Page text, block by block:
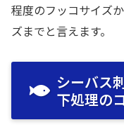
程度のフッコサイズ
ズまでと言えます。
シーバス
下処理の